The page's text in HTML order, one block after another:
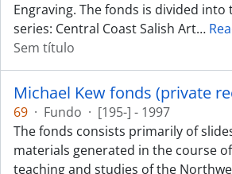
Engraving. The fonds is divided
series: Central Coast Salish Art…
Sem título
Michael Kew fonds (private
69 · Fundo · [195-] - 1997
The fonds consists primarily of
materials generated in the course of
teaching and studies of the